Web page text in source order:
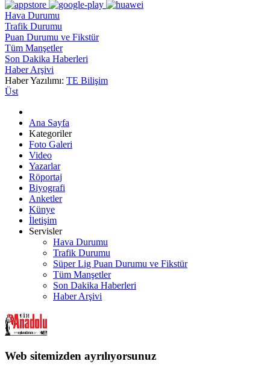
Hava Durumu
Trafik Durumu
Puan Durumu ve Fikstür
Tüm Manşetler
Son Dakika Haberleri
Haber Arşivi
Haber Yazılımı: TE Bilişim
Üst
Ana Sayfa
Kategoriler
Foto Galeri
Video
Yazarlar
Röportaj
Biyografi
Anketler
Künye
İletişim
Servisler
Hava Durumu
Trafik Durumu
Süper Lig Puan Durumu ve Fikstür
Tüm Manşetler
Son Dakika Haberleri
Haber Arşivi
Web sitemizden ayrılıyorsunuz